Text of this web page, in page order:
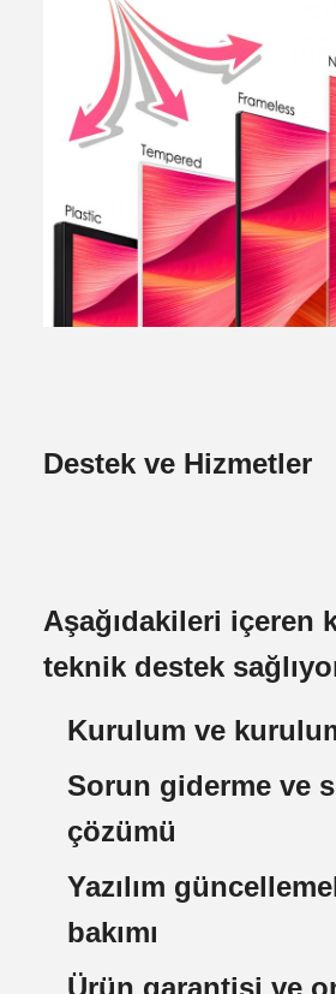
Destek ve Hizmetler
Aşağıdakileri içeren
teknik destek
Kurulum ve
Sorun giderme ve
çözümü
Yazılım
bakımı